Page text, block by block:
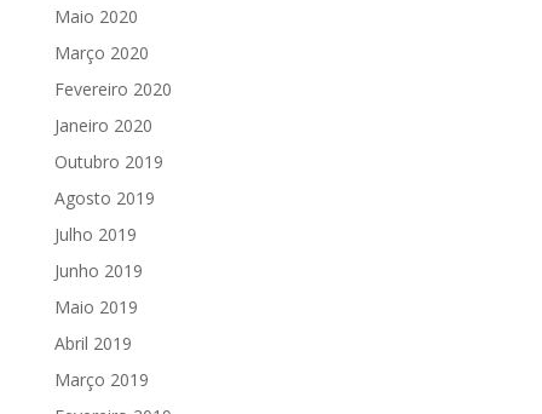
Maio 2020
Março 2020
Fevereiro 2020
Janeiro 2020
Outubro 2019
Agosto 2019
Julho 2019
Junho 2019
Maio 2019
Abril 2019
Março 2019